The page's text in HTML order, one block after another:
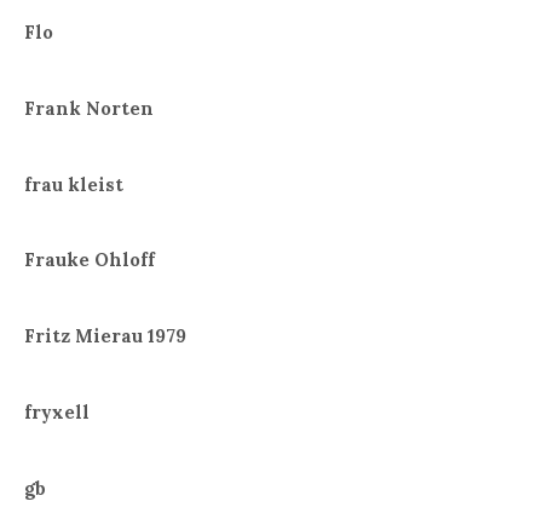
Flo
Frank Norten
frau kleist
Frauke Ohloff
Fritz Mierau 1979
fryxell
gb